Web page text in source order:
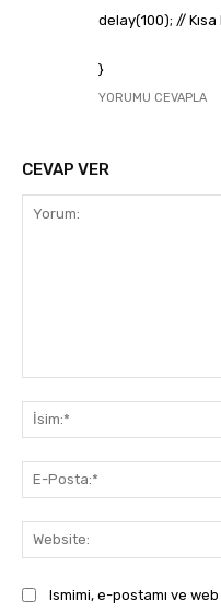
delay(100); //
}
YORUMU CEVAPLA
CEVAP VER
Ismimi, e-postamı ve